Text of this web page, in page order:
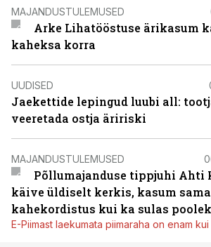
MAJANDUSTULEMUSED
Arke Lihatööstuse ärikasum
kaheksa korra
UUDISED
Jaekettide lepingud luubi all:
veeretada ostja äririski
MAJANDUSTULEMUSED
Põllumajanduse tippjuhi Ahti
käive üldiselt kerkis, kasum
kahekordistus kui ka sulas
E-Piimast laekumata piimaraha on enam